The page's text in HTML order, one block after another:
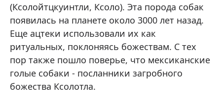
(Ксолойтцкуинтли, Ксоло). Эта порода собак
появилась на планете около 3000 лет назад.
Еще ацтеки использовали их как
ритуальных, поклоняясь божествам. С тех
пор также пошло поверье, что мексиканские
голые собаки - посланники загробного
божества Ксолотла.